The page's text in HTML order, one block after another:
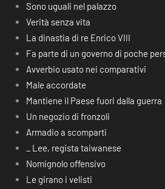
Sono uguali nel palazzo
Verità senza vita
La dinastia di re Enrico VIII
Fa parte di un governo di poche
Avverbio usato nei comparativi
Male accordate
Mantiene il Paese fuori dalla guerra
Un negozio di fronzoli
Armadio a scomparti
_ Lee, regista taiwanese
Nomignolo offensivo
Le girano i velisti